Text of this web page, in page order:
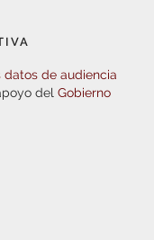
datos de audiencia
del Gobierno